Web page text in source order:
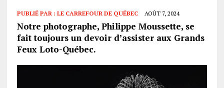
PUBLIÉ PAR : LE CARREFOUR DE QUÉBEC AOÛT 7, 2024
Notre photographe, Philippe Moussette, se
fait toujours un devoir d’assister aux Grands
Feux Loto-Québec.